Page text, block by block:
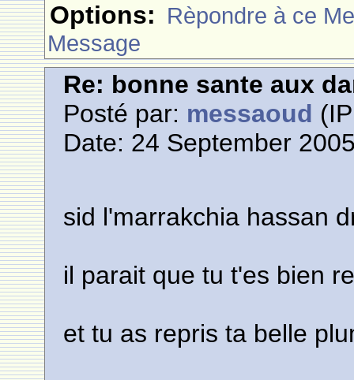
Options: Rèpondre à ce
Message
Re: bonne sante aux
Posté par: messaoud
Date: 24 September
sid l'marrakchia hassan
il parait que tu t'es bien
et tu as repris ta belle